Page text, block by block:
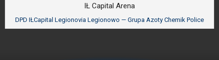
IŁ Capital Arena
DPD IŁCapital Legionovia Legionowo — Grupa Azoty Chemik Police